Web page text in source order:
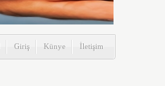
Giriş Künye İletişim